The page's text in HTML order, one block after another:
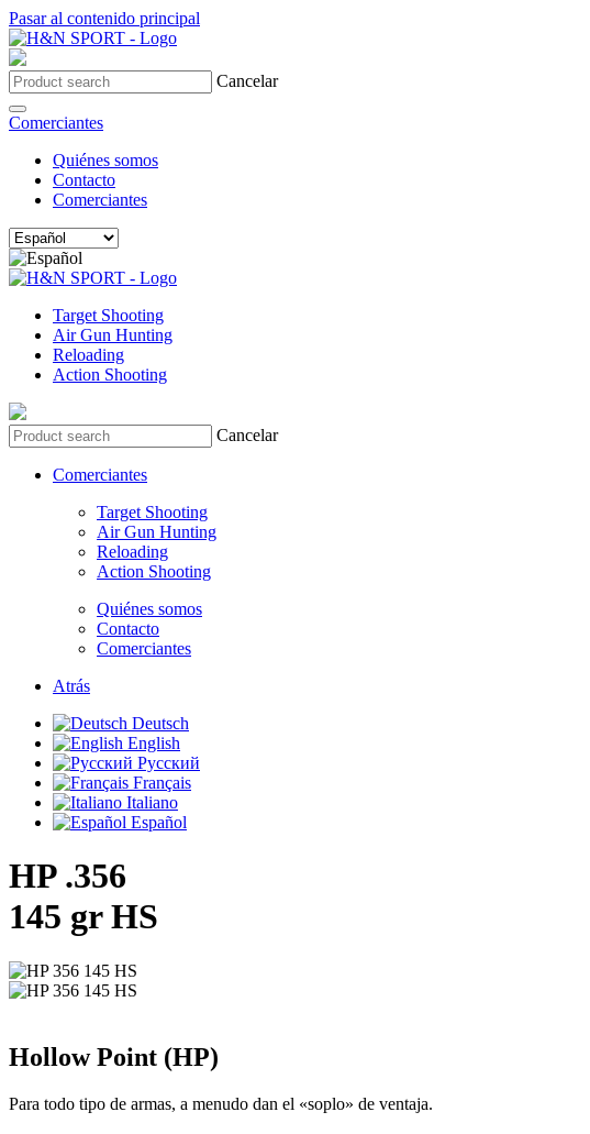
Pasar al contenido principal
Cancelar
Comerciantes
Quiénes somos
Contacto
Comerciantes
Target Shooting
Air Gun Hunting
Reloading
Action Shooting
Cancelar
Comerciantes
Target Shooting
Air Gun Hunting
Reloading
Action Shooting
Quiénes somos
Contacto
Comerciantes
Atrás
Deutsch
English
Русский
Français
Italiano
Español
HP .356
145 gr HS
Hollow Point (HP)
Para todo tipo de armas, a menudo dan el «soplo» de ventaja.